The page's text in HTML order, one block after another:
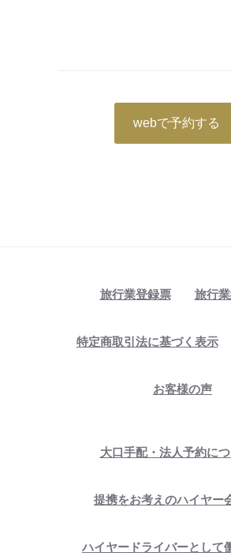
webで予約する
旅行業登録票 旅行
特定商取引法に基づく表示
お客様の声
大口手配・法人予約に
提携をお考えのハイヤー
ハイヤードライバーとして